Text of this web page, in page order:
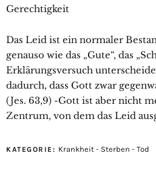
Gerechtigkeit
Das Leid ist ein normaler
genauso wie das „Gute“, das
Erklärungsversuch
dadurch, dass Gott zwar
(Jes. 63,9) -Gott ist aber nicht
Zentrum, von dem das Leid
KATEGORIE: Krankheit - Sterben - Tod